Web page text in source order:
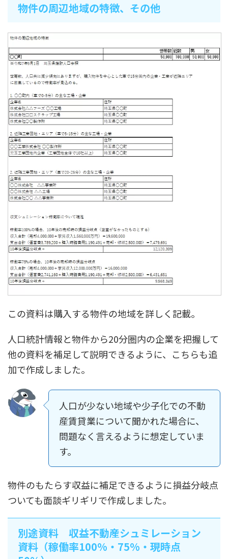
物件の周辺地域の特徴、その他
この資料は購入する物件の地域を詳しく記載。
人口統計情報と物件から20分圏内の企業を把握して
他の資料を補足して説明できるように、こちらも追
加で作成しました。
人口が少ない地域や少子化での不動
産賃貸業について聞かれた場合に、
問題なく言えるように想定していま
す。
物件のもたらす収益に補足できるように損益分岐点
ついても面談ギリギリで作成しました。
別途資料 収益不動産シュミレーション
資料（稼働率100%・75%・現時点